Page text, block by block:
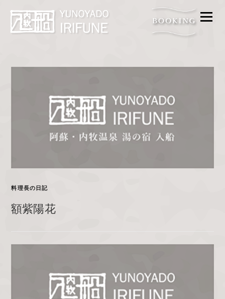
メニ
ACCESS
ROOM
CONTACT
料理長の日記
額紫陽花